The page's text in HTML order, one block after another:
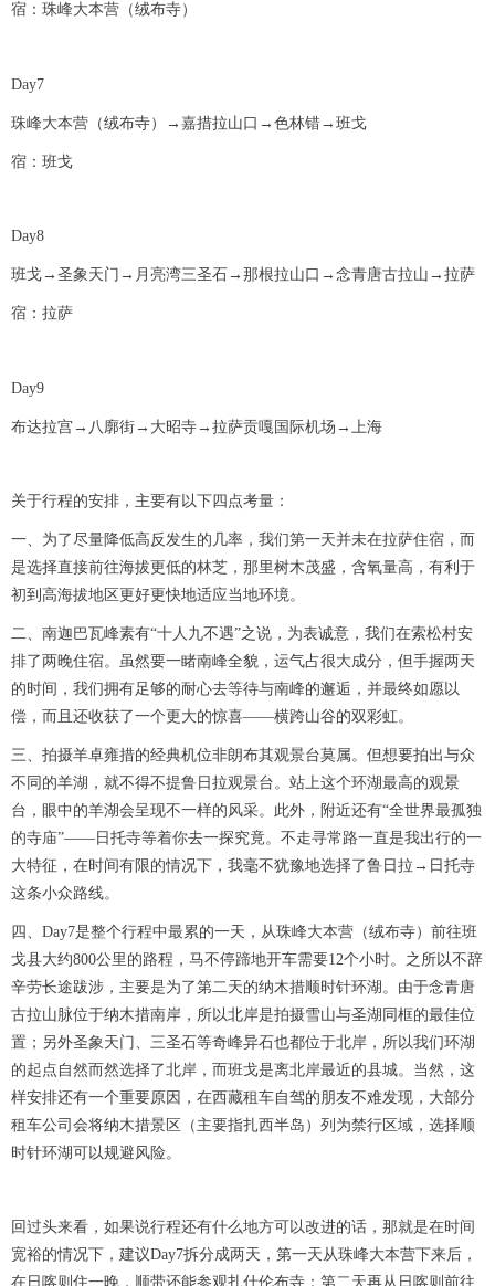
宿：珠峰大本营（绒布寺）
Day7
珠峰大本营（绒布寺）→嘉措拉山口→色林错→班戈
宿：班戈
Day8
班戈→圣象天门→月亮湾三圣石→那根拉山口→念青唐古拉山→拉萨
宿：拉萨
Day9
布达拉宫→八廓街→大昭寺→拉萨贡嘎国际机场→上海
关于行程的安排，主要有以下四点考量：
一、为了尽量降低高反发生的几率，我们第一天并未在拉萨住宿，而
是选择直接前往海拔更低的林芝，那里树木茂盛，含氧量高，有利于
初到高海拔地区更好更快地适应当地环境。
二、南迦巴瓦峰素有“十人九不遇”之说，为表诚意，我们在索松村安
排了两晚住宿。虽然要一睹南峰全貌，运气占很大成分，但手握两天
的时间，我们拥有足够的耐心去等待与南峰的邂逅，并最终如愿以
偿，而且还收获了一个更大的惊喜——横跨山谷的双彩虹。
三、拍摄羊卓雍措的经典机位非朗布其观景台莫属。但想要拍出与众
不同的羊湖，就不得不提鲁日拉观景台。站上这个环湖最高的观景
台，眼中的羊湖会呈现不一样的风采。此外，附近还有“全世界最孤独
的寺庙”——日托寺等着你去一探究竟。不走寻常路一直是我出行的一
大特征，在时间有限的情况下，我毫不犹豫地选择了鲁日拉→日托寺
这条小众路线。
四、Day7是整个行程中最累的一天，从珠峰大本营（绒布寺）前往班
戈县大约800公里的路程，马不停蹄地开车需要12个小时。之所以不辞
辛劳长途跋涉，主要是为了第二天的纳木措顺时针环湖。由于念青唐
古拉山脉位于纳木措南岸，所以北岸是拍摄雪山与圣湖同框的最佳位
置；另外圣象天门、三圣石等奇峰异石也都位于北岸，所以我们环湖
的起点自然而然选择了北岸，而班戈是离北岸最近的县城。当然，这
样安排还有一个重要原因，在西藏租车自驾的朋友不难发现，大部分
租车公司会将纳木措景区（主要指扎西半岛）列为禁行区域，选择顺
时针环湖可以规避风险。
回过头来看，如果说行程还有什么地方可以改进的话，那就是在时间
宽裕的情况下，建议Day7拆分成两天，第一天从珠峰大本营下来后，
在日喀则住一晚，顺带还能参观扎什伦布寺；第二天再从日喀则前往